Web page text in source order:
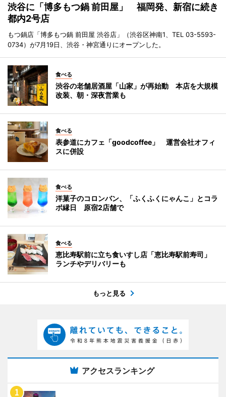
渋谷に「博多もつ鍋 前田屋」 福岡発、新宿に続き
都内2号店
もつ鍋店「博多もつ鍋 前田屋 渋谷店」（渋谷区神南1、TEL 03-5593-
0734）が7月19日、渋谷・神宮通りにオープンした。
食べる
渋谷の老舗居酒屋「山家」が再始動 本店を大規模
改装、朝・深夜営業も
食べる
表参道にカフェ「goodcoffee」 運営会社オフィ
スに併設
食べる
洋菓子のコロンバン、「ふくふくにゃんこ」とコラ
ボ縁日 原宿2店舗で
食べる
恵比寿駅前に立ち食いすし店「恵比寿駅前寿司」
ランチやデリバリーも
もっと見る
アクセスランキング